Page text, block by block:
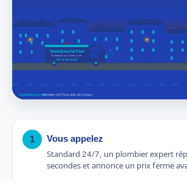
1 Vous appelez
Standard 24/7, un plombier expert
secondes et annonce un prix ferme